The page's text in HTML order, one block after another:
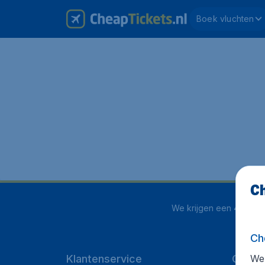
Boek vluchten
We krijgen een 4 uit 5
Klantenservice